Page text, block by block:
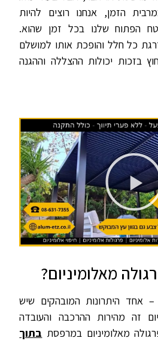
הזמן, אנחנו רוצים להיות
הפתוח שלנו בכל זמן שהוא.
כל חלל והופכת אותו למושלם
בזכות יכולות ההצללה וההגנה
מאלומיניום?
– אחד היתרונות המובהקים שיש
זה מהירות ההרכבה והעובדה
מאלומיניום במרפסת בתוך